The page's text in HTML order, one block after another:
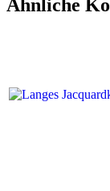
Ähnliche